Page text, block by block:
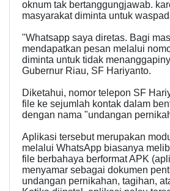
oknum tak bertanggungjawab.
masyarakat diminta untuk
"Whatsapp saya diretas. Bagi
mendapatkan pesan melalui
diminta untuk tidak
Gubernur Riau, SF Hariyanto.
Diketahui, nomor telepon SF
file ke sejumlah kontak dalam
dengan nama "undangan
Aplikasi tersebut merupakan
melalui WhatsApp biasanya
file berbahaya berformat APK
menyamar sebagai dokumen
undangan pernikahan, tagihan,